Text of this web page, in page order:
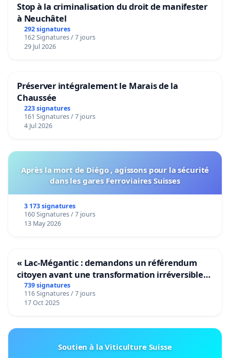
Stop à la criminalisation du droit de manifester
à Neuchâtel
292 signatures
162 Signatures / 7 jours
29 Jul 2026
Préserver intégralement le Marais de la
Chaussée
223 signatures
161 Signatures / 7 jours
4 Jul 2026
Après la mort de Diégo , agissons pour la sécurité
dans les gares Ferroviaires Suisses
3 173 signatures
160 Signatures / 7 jours
13 May 2026
« Lac-Mégantic : demandons un référendum
citoyen avant une transformation irréversible
de notre territoire »
739 signatures
116 Signatures / 7 jours
17 Oct 2025
Soutien à la Viticulture Suisse